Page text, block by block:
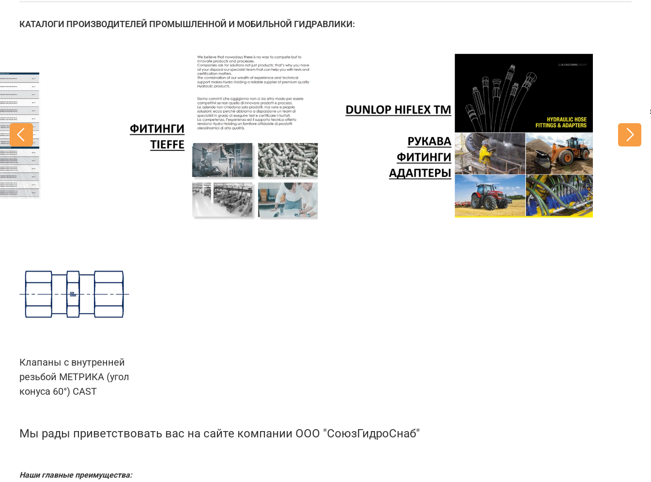
КАТАЛОГИ ПРОИЗВОДИТЕЛЕЙ ПРОМЫШЛЕННОЙ И МОБИЛЬНОЙ ГИДРАВЛИКИ:
Клапаны с внутренней
резьбой МЕТРИКА (угол
конуса 60°) CAST
Мы рады приветствовать вас на сайте компании ООО "СоюзГидроСнаб"
Наши главные преимущества: